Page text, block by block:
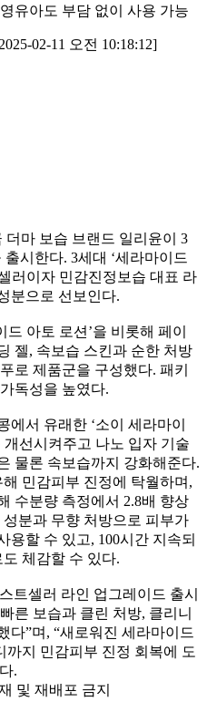
유아도 부담 없이 사용 가능
02-11 오전 10:18:12]
마 보습 브랜드 일리윤이 3
시한다. 3세대 ‘세라마이드
러이자 민감진정보습 대표 라
분으로 선보인다.
아토 로션’을 비롯해 페이
젤, 속보습 스킨과 순한 처방
로 제품군을 구성했다. 패키
독성을 높였다.
서 유래한 ‘소이 세라마이
개선시켜주고 나노 입자 기술
물론 속보습까지 강화해준다.
민감피부 진정에 탁월하며,
수분량 측정에서 2.8배 향상
분과 무향 처방으로 피부가
용할 수 있고, 100시간 지속되
체감할 수 있다.
트셀러 라인 업그레이드 출시
른 보습과 클린 처방, 클리니
다”며, “새로워진 세라마이드
지 민감피부 진정 회복에 도
.
및 재배포 금지